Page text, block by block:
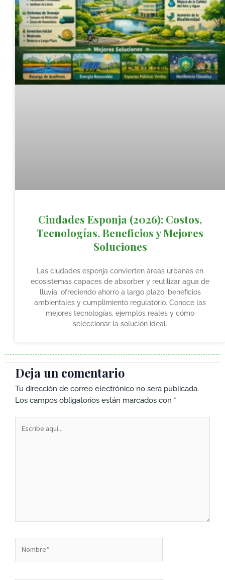
Ciudades Esponja (2026): Costos,
Tecnologías, Beneficios y Mejores
Soluciones
Las ciudades esponja convierten áreas urbanas en
ecosistemas capaces de absorber y reutilizar agua de
lluvia, ofreciendo ahorro a largo plazo, beneficios
ambientales y cumplimiento regulatorio. Conoce las
mejores tecnologías, ejemplos reales y cómo
seleccionar la solución ideal.
Deja un comentario
Tu dirección de correo electrónico no será publicada.
Los campos obligatorios están marcados con *
aquí...